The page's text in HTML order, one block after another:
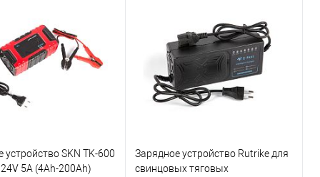
устройство SKN TK-600
5A (4Ah-200Ah)
Зарядное устройство Rutrike для
свинцовых тяговых